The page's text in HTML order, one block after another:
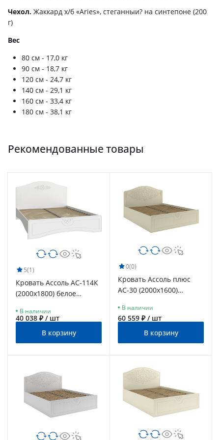
Чехол. Жаккард х/б «Aries», стеганныи? на синтепоне (200
г)
Вес
80 см - 17,0 кг
90 см - 18,7 кг
120 см - 24,7 кг
140 см - 29,1 кг
160 см - 33,4 кг
180 см - 38,1 кг
Рекомендованные товары
5(1)
Кровать Ассоль АС-114К
(2000x1800) белое
В наличии
40 038 ₽ / шт
В корзину
0(0)
Кровать Ассоль плюс
АС-30 (2000х1600)
В наличии
60 559 ₽ / шт
В корзину